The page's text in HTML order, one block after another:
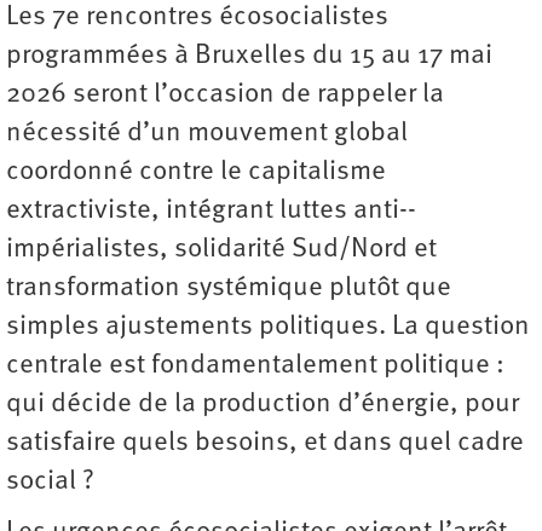
Les 7e rencontres écosocialistes
programmées à Bruxelles du 15 au 17 mai
2026 seront l’occasion de rappeler la
nécessité d’un mouvement global
coordonné contre le capitalisme
extractiviste, intégrant luttes anti-­
impérialistes, solidarité Sud/Nord et
transformation systémique plutôt que
simples ajustements politiques. La ­question
centrale est fondamentalement politique :
qui décide de la production d’énergie, pour
satisfaire quels besoins, et dans quel cadre
social ?